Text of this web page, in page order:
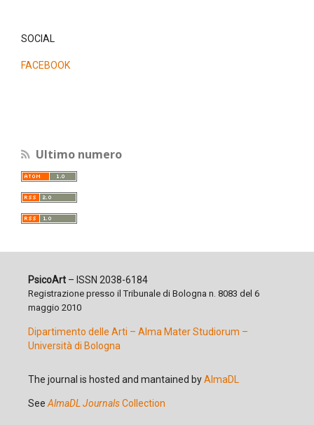
SOCIAL
FACEBOOK
Ultimo numero
PsicoArt– ISSN 2038-6184
Registrazione presso il Tribunale di Bologna n. 8083 del 6
maggio 2010
Dipartimento delle Arti – Alma Mater Studiorum –
Università di Bologna
The journal is hosted and mantained byAlmaDL
SeeAlmaDL JournalsCollection